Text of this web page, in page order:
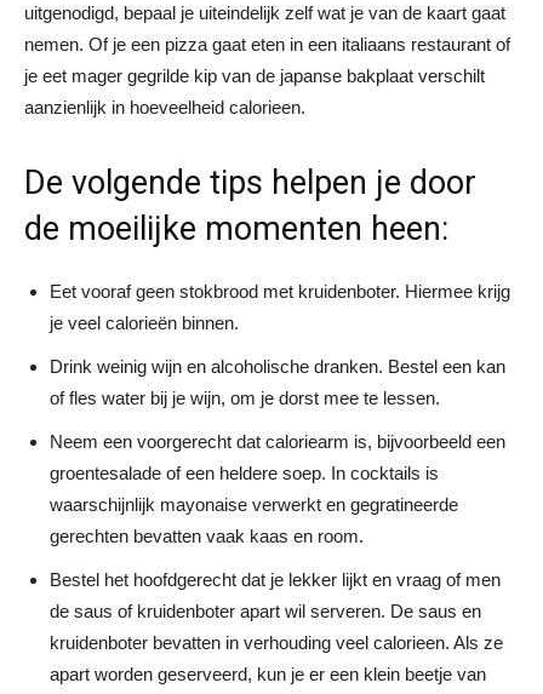
uitgenodigd, bepaal je uiteindelijk zelf wat je van de kaart gaat
nemen. Of je een pizza gaat eten in een italiaans restaurant of
je eet mager gegrilde kip van de japanse bakplaat verschilt
aanzienlijk in hoeveelheid calorieen.
De volgende tips helpen je door
de moeilijke momenten heen:
Eet vooraf geen stokbrood met kruidenboter. Hiermee krijg
je veel calorieën binnen.
Drink weinig wijn en alcoholische dranken. Bestel een kan
of fles water bij je wijn, om je dorst mee te lessen.
Neem een voorgerecht dat caloriearm is, bijvoorbeeld een
groentesalade of een heldere soep. In cocktails is
waarschijnlijk mayonaise verwerkt en gegratineerde
gerechten bevatten vaak kaas en room.
Bestel het hoofdgerecht dat je lekker lijkt en vraag of men
de saus of kruidenboter apart wil serveren. De saus en
kruidenboter bevatten in verhouding veel calorieen. Als ze
apart worden geserveerd, kun je er een klein beetje van